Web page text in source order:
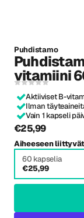
Puhdistamo
vitamiini
Aktiiviset B-
Ilman
Vain 1 kapseli
€25,99
Aiheeseen liittyvät
60 kapselia
€25,99